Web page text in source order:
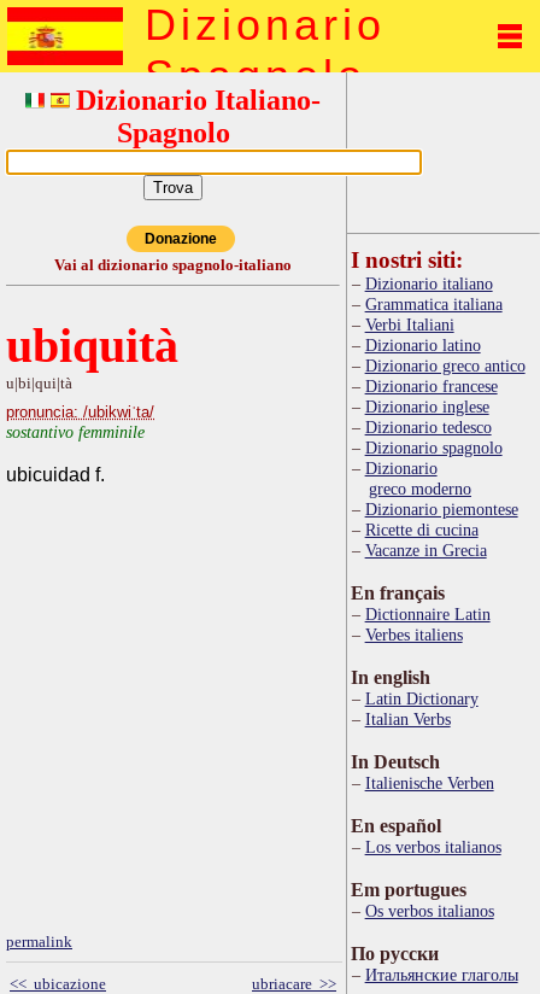
Dizionario
Spagnolo
Dizionario Italiano-
Spagnolo
Donazione
Vai al dizionario spagnolo-italiano
ubiquità
u|bi|qui|tà
pronuncia: /ubikwiˈta/
sostantivo femminile
ubicuidad f.
permalink
<< ubicazione ubriacare >>
I nostri siti:
Dizionario italiano
Grammatica italiana
Verbi Italiani
Dizionario latino
Dizionario greco antico
Dizionario francese
Dizionario inglese
Dizionario tedesco
Dizionario spagnolo
Dizionario
greco moderno
Dizionario piemontese
Ricette di cucina
Vacanze in Grecia
En français
Dictionnaire Latin
Verbes italiens
In english
Latin Dictionary
Italian Verbs
In Deutsch
Italienische Verben
En español
Los verbos italianos
Em portugues
Os verbos italianos
По русски
Итальянские глаголы